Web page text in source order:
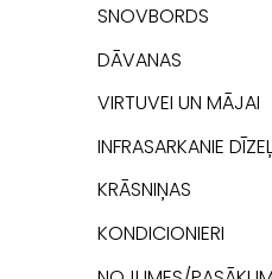
SNOVBORDS
DĀVANAS
VIRTUVEI UN MĀJAI
INFRASARKANIE
KRĀSNIŅAS
KONDICIONIERI